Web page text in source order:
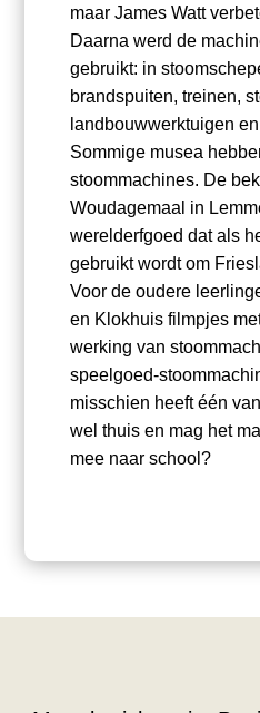
maar James Watt
Daarna werd de
gebruikt: in
brandspuiten, treinen,
landbouwwerktuigen
Sommige musea
stoommachines. De
Woudagemaal in
werelderfgoed dat als
gebruikt wordt om
Voor de oudere
en Klokhuis filmpjes
werking van
speelgoed-
misschien heeft één
wel thuis en mag het
mee naar school?